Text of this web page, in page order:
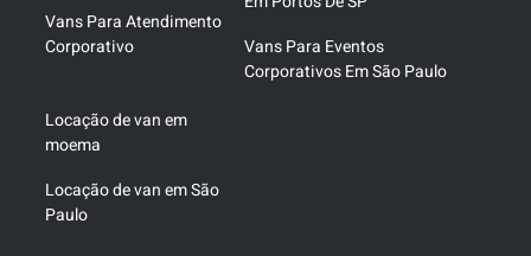
Vans Para Atendimento
Corporativo
Vans Para Eventos
Corporativos Em São Paulo
Locação de van em
moema
Locação de van em São
Paulo